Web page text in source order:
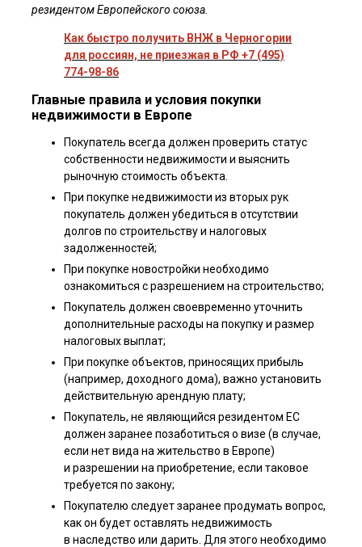
согласие на обработку персональных данных третьими лицами.
Отправить
резидентом Европейского союза.
Как быстро получить ВНЖ в Черногории
для россиян, не приезжая в РФ +7 (495)
774-98-86
Главные правила и условия покупки
недвижимости в Европе
Покупатель всегда должен проверить статус
собственности недвижимости и выяснить
рыночную стоимость объекта.
При покупке недвижимости из вторых рук
покупатель должен убедиться в отсутствии
долгов по строительству и налоговых
задолженностей;
При покупке новостройки необходимо
ознакомиться с разрешением на строительство;
Покупатель должен своевременно уточнить
дополнительные расходы на покупку и размер
налоговых выплат;
При покупке объектов, приносящих прибыль
(например, доходного дома), важно установить
действительную арендную плату;
Покупатель, не являющийся резидентом ЕС
должен заранее позаботиться о визе (в случае,
если нет вида на жительство в Европе)
и разрешении на приобретение, если таковое
требуется по закону;
Покупателю следует заранее продумать вопрос,
как он будет оставлять недвижимость
в наследство или дарить. Для этого необходимо